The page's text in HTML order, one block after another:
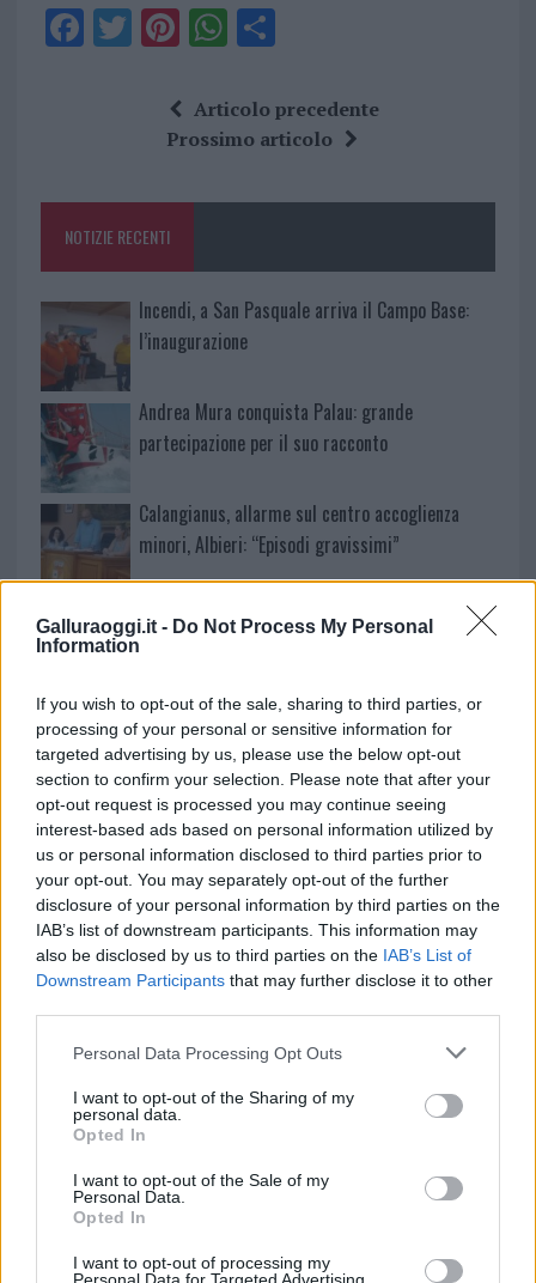
Galluraoggi.it - Do Not Process My Personal
Information
If you wish to opt-out of the sale, sharing to third parties, or
processing of your personal or sensitive information for
targeted advertising by us, please use the below opt-out
section to confirm your selection. Please note that after your
opt-out request is processed you may continue seeing
interest-based ads based on personal information utilized by
us or personal information disclosed to third parties prior to
your opt-out. You may separately opt-out of the further
disclosure of your personal information by third parties on the
IAB’s list of downstream participants. This information may
also be disclosed by us to third parties on the IAB’s List of
Downstream Participants that may further disclose it to other
Please note that this website/app uses one or more Google
not limited to your visit or usage behaviour. You may click to
grant or deny consent to Google and its third-party tags to
use your data for below specified purposes in below Google
consent section.
Personal Data Processing Opt Outs
I want to opt-out of the Sharing of my
personal data.
Opted In
I want to opt-out of the Sale of my
Personal Data.
Opted In
I want to opt-out of processing my
F
o
k
T Pi
te
re
W
at
s
p
S
a
re
Articolo precedente
Prossimo articolo
NOTIZIE RECENTI
Incendi, a San Pasquale arriva il Campo Base:
l’inaugurazione
Andrea Mura conquista Palau: grande
partecipazione per il suo racconto
Calangianus, allarme sul centro accoglienza
minori, Albieri: “Episodi gravissimi”
Gallura, finti clienti svuotano le suite: furto da
50mila nel resort
Meteo Olbia 7 agosto, sole e caldo tornano
protagonisti
Test tunnel Olbia: rampe chiuse ancora fino a
fine agosto
Aggius conquista la classifica delle mete più
amate dell’estate 2026
NECROLOGIE